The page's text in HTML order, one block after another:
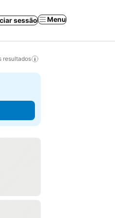
sessão Menu
resultados